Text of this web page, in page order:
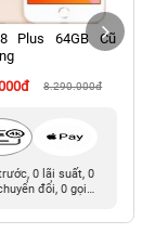
(Tân Bình
Plus 64GB Cũ
8.290.000đ
0 lãi suất, 0
đổi, 0 gọi